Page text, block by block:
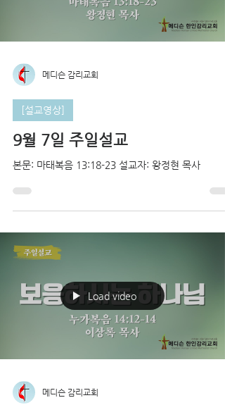
메디슨 감리교회
[설교영상]
9월 7일 주일설교
본문: 마태복음 13:18-23 설교자: 왕정현 목사
Load video
메디슨 감리교회